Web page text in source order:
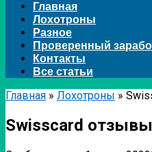
Главная
Лохотроны
Разное
Проверенный
Контакты
Все статьи
Главная » Лохотроны »
Swisscard